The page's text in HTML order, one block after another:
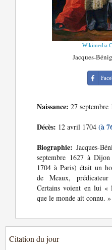
Wikimedia
Jacques-
Naissance: 27 septembre
Décès: 12 avril 1704(à
Biographie: Jacques-
septembre 1627 à
1704 à Paris) était un
de Meaux,
Certains voient en lui «
que le monde ait connu. »
Citation du jour